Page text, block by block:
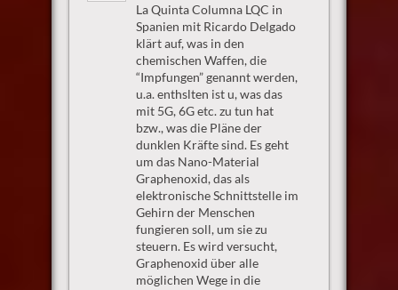
La Quinta Columna LQC in
Spanien mit Ricardo Delgado
klärt auf, was in den
chemischen Waffen, die
“Impfungen” genannt werden,
u.a. enthslten ist u, was das
mit 5G, 6G etc. zu tun hat
bzw., was die Pläne der
dunklen Kräfte sind. Es geht
um das Nano-Material
Graphenoxid, das als
elektronische Schnittstelle im
Gehirn der Menschen
fungieren soll, um sie zu
steuern. Es wird versucht,
Graphenoxid über alle
möglichen Wege in die